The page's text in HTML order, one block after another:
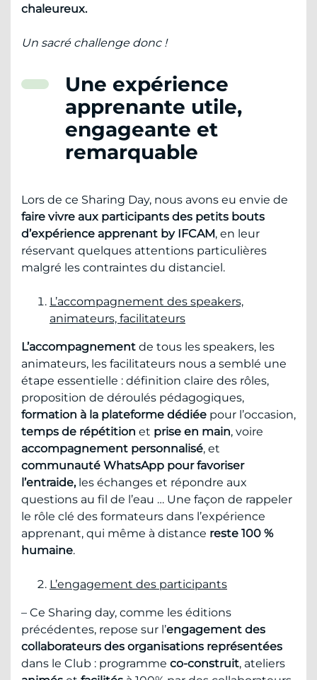
chaleureux.
Un sacré challenge donc !
Une expérience
apprenante utile,
engageante et
remarquable
Lors de ce Sharing Day, nous avons eu envie de
faire vivre aux participants des petits bouts
d’expérience apprenant by IFCAM, en leur
réservant quelques attentions particulières
malgré les contraintes du distanciel.
L’accompagnement des speakers,
animateurs, facilitateurs
L’accompagnement de tous les speakers, les
animateurs, les facilitateurs nous a semblé une
étape essentielle : définition claire des rôles,
proposition de déroulés pédagogiques,
formation à la plateforme dédiée pour l’occasion,
temps de répétition et prise en main, voire
accompagnement personnalisé, et
communauté WhatsApp pour favoriser
l’entraide,les échanges et répondre aux
questions au fil de l’eau … Une façon de rappeler
le rôle clé des formateurs dans l’expérience
apprenant, qui même à distance reste 100 %
humaine.
L’engagement des participants
– Ce Sharing day, comme les éditions
précédentes, repose sur l’engagement des
collaborateurs des organisations représentées
dans le Club : programme co-construit, ateliers